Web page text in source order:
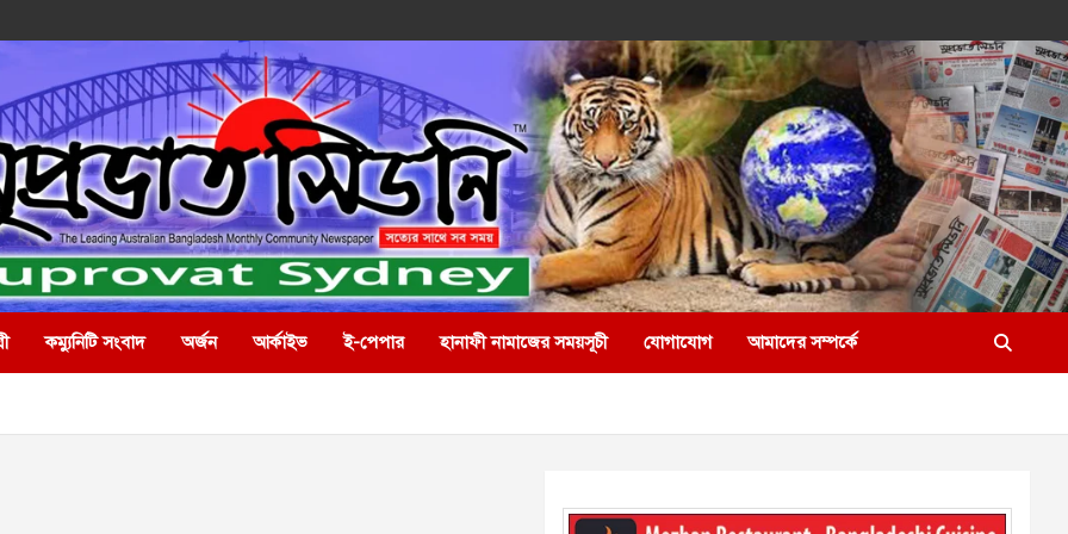
কম্যুনিটি সংবাদ অর্জন আর্কাইভ ই-পেপার হানাফী নামাজের সময়সূচী যোগাযোগ আমাদের সম্পর্কে